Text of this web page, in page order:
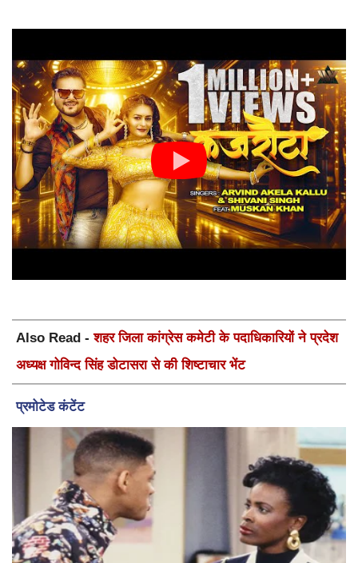
Also Read -शहर जिला कांग्रेस कमेटी के पदाधिकारियों ने प्रदेश
अध्यक्ष गोविन्द सिंह डोटासरा से की शिष्टाचार भेंट